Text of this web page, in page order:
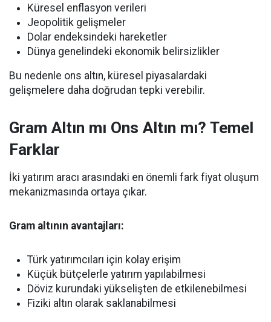
Küresel enflasyon verileri
Jeopolitik gelişmeler
Dolar endeksindeki hareketler
Dünya genelindeki ekonomik belirsizlikler
Bu nedenle ons altın, küresel piyasalardaki
gelişmelere daha doğrudan tepki verebilir.
Gram Altın mı Ons Altın mı? Temel
Farklar
İki yatırım aracı arasındaki en önemli fark fiyat oluşum
mekanizmasında ortaya çıkar.
Gram altının avantajları:
Türk yatırımcıları için kolay erişim
Küçük bütçelerle yatırım yapılabilmesi
Döviz kurundaki yükselişten de etkilenebilmesi
Fiziki altın olarak saklanabilmesi